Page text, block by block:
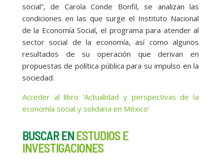
social”, de Carola Conde Bonfil, se analizan las
condiciones en las que surge el Instituto Nacional
de la Economía Social, el programa para atender al
sector social de la economía, así como algunos
resultados de su operación que derivan en
propuestas de política pública para su impulso en la
sociedad.
Acceder al libro ‘Actualidad y perspectivas de la
economía social y solidaria en México’
BUSCAR EN ESTUDIOS E
INVESTIGACIONES